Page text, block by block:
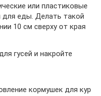
или пластиковые
еды. Делать такой
10 см сверху от края
гусей и накройте
кормушек для кур